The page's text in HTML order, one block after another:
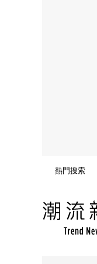
熱門搜索